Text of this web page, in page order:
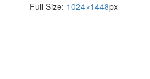
Full Size: 1024×1448px